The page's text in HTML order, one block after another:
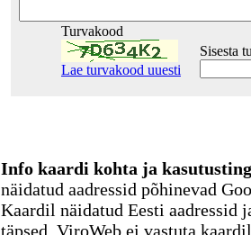
Turvakood
Lae turvakood uuesti
Sisesta
Info kaardi kohta ja
näidatud aadressid põhinevad
Kaardil näidatud Eesti aadressid
täpsed. ViroWeb ei vastuta